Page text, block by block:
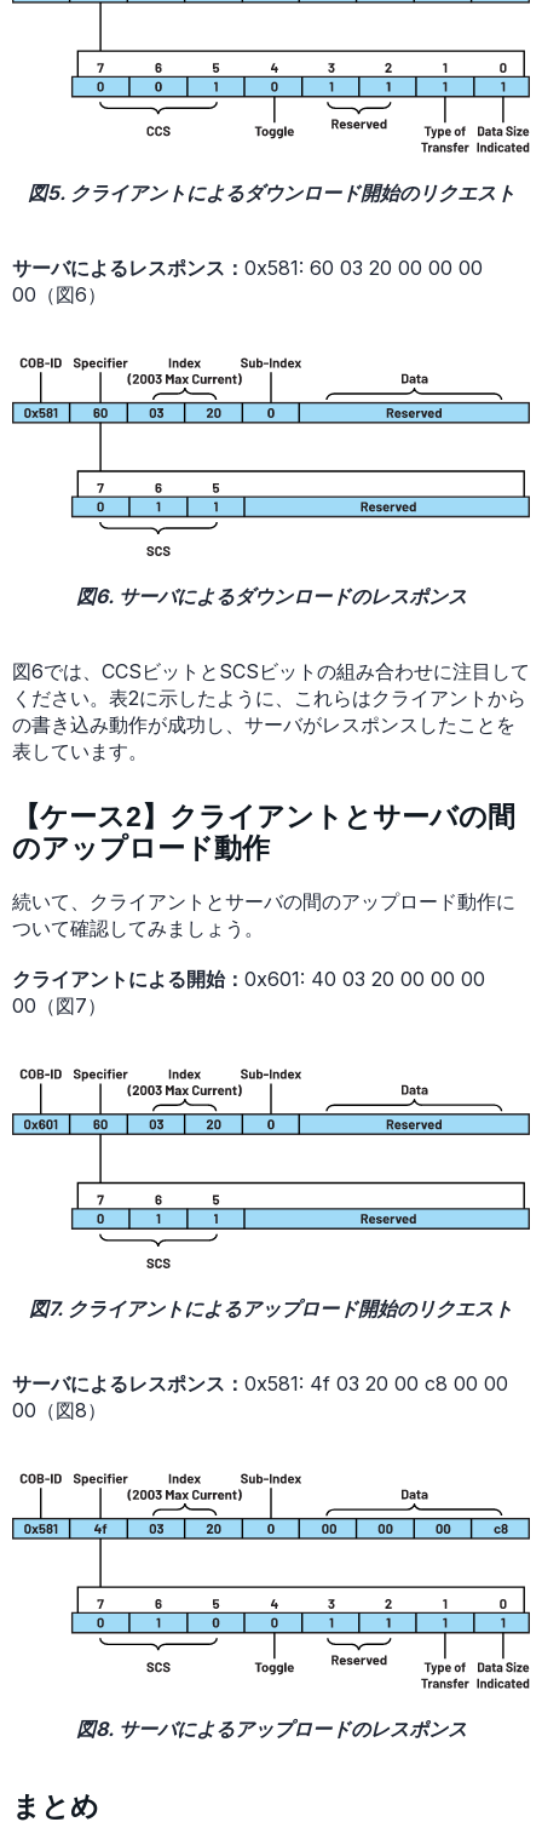
図5. クライアントによるダウンロード開始のリクエスト
サーバによるレスポンス： 0x581: 60 03 20 00 00 00
00（図6）
図6. サーバによるダウンロードのレスポンス
図6では、CCSビットとSCSビットの組み合わせに注目して
ください。表2に示したように、これらはクライアントから
の書き込み動作が成功し、サーバがレスポンスしたことを
表しています。
【ケース2】クライアントとサーバの間
のアップロード動作
続いて、クライアントとサーバの間のアップロード動作に
ついて確認してみましょう。
クライアントによる開始： 0x601: 40 03 20 00 00 00
00（図7）
図7. クライアントによるアップロード開始のリクエスト
サーバによるレスポンス： 0x581: 4f 03 20 00 c8 00 00
00（図8）
図8. サーバによるアップロードのレスポンス
まとめ